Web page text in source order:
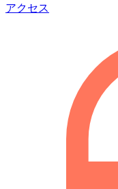
アクセス